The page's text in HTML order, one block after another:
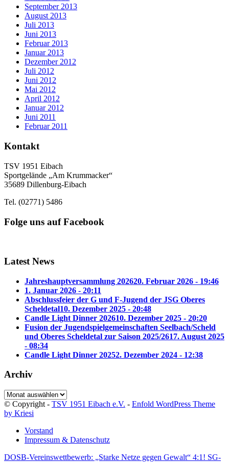
September 2013
August 2013
Juli 2013
Juni 2013
Februar 2013
Januar 2013
Dezember 2012
Juli 2012
Juni 2012
Mai 2012
April 2012
Januar 2012
Juni 2011
Februar 2011
Kontakt
TSV 1951 Eibach
Sportgelände „Am Krummacker“
35689 Dillenburg-Eibach
Tel. (02771) 5486
Folge uns auf Facebook
Latest News
Jahreshauptversammlung 202620. Februar 2026 - 19:46
1. Januar 2026 - 20:11
Abschlussfeier der G und F-Jugend der JSG Oberes
Scheldetal10. Dezember 2025 - 20:48
Candle Light Dinner 202610. Dezember 2025 - 20:20
Fusion der Jugendspielgemeinschaften Seelbach/Scheld
und Oberes Scheldetal zur Saison 2025/2617. August 2025
- 08:34
Candle Light Dinner 20252. Dezember 2024 - 12:38
Archiv
Archiv
© Copyright - TSV 1951 Eibach e.V. - Enfold WordPress Theme
by Kriesi
Vorstand
Impressum & Datenschutz
DOSB-Vereinswettbewerb: „Starke Netze gegen Gewalt“ 4:1! SG-